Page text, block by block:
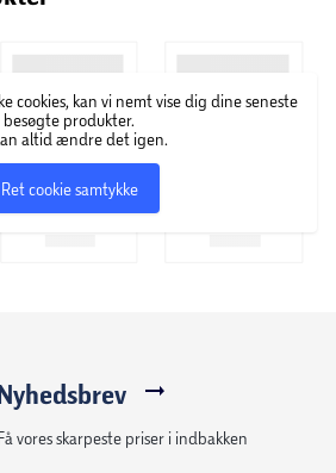
også Gæstebogen
cookies, kan vi nemt vise dig dine seneste
besøgte produkter.
altid ændre det igen.
Ret cookie samtykke
vores skarpeste priser i indbakken